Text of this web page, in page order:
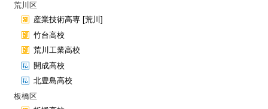
荒川区
産業技術高専 [荒川]
竹台高校
荒川工業高校
開成高校
北豊島高校
板橋区